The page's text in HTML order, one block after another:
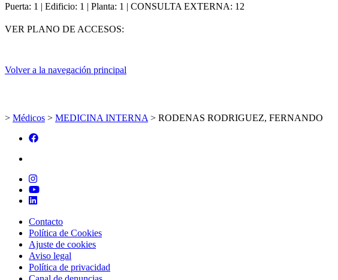
Puerta: 1 | Edificio: 1 | Planta: 1 | CONSULTA EXTERNA: 12
VER PLANO DE ACCESOS:
Volver a la navegación principal
> Médicos > MEDICINA INTERNA > RODENAS RODRIGUEZ, FERNANDO
Contacto
Política de Cookies
Ajuste de cookies
Aviso legal
Política de privacidad